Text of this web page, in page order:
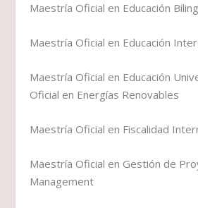
Maestría Oficial en Educación
Maestría Oficial en Educación
Maestría Oficial en Educación
Oficial en Energías Renovables
Maestría Oficial en Fiscalidad
Maestría Oficial en Gestión de
Management